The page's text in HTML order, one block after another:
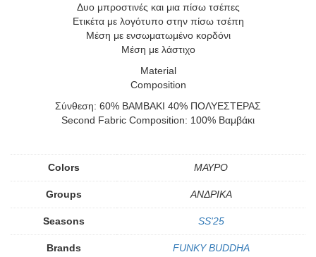
Δυο μπροστινές και μια πίσω τσέπες
Ετικέτα με λογότυπο στην πίσω τσέπη
Μέση με ενσωματωμένο κορδόνι
Μέση με λάστιχο
Material
Composition
Σύνθεση: 60% ΒΑΜΒΑΚΙ 40% ΠΟΛΥΕΣΤΕΡΑΣ
Second Fabric Composition: 100% Βαμβάκι
Colors ΜΑΥΡΟ
Groups ΑΝΔΡΙΚΑ
Seasons SS'25
Brands FUNKY BUDDHA